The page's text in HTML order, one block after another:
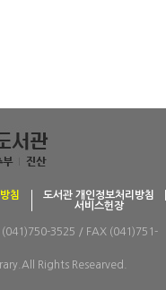
침
도서관 개인정보처리방침
서비스헌장
(041)750-3525 / FAX (041)751-
Rights Researved.